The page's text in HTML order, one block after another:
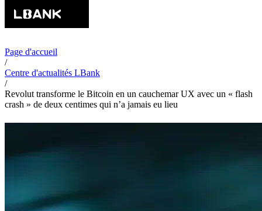
Page d'accueil
/
Centre d'actualités LBank
/
Revolut transforme le Bitcoin en un cauchemar UX avec un « flash
crash » de deux centimes qui n’a jamais eu lieu